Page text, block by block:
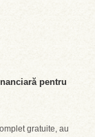
pentru
gratuite, au